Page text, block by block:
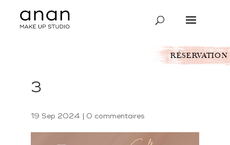
RÉSERVATION
3
19 Sep 2024 0 commentaires